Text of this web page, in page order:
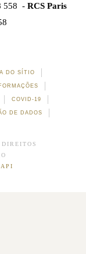
558 - RCS Paris
DO SÍTIO
COVID-19
DE DADOS